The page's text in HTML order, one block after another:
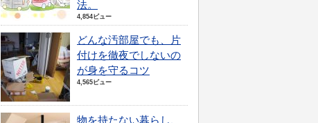
法。
4,854ビュー
どんな汚部屋でも、片
付けを徹夜でしないの
が身を守るコツ
4,565ビュー
物を持たない暮らし、